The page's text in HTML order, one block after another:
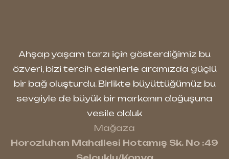
Ahşap yaşam tarzı için gösterdiğimiz bu
özveri, bizi tercih edenlerle aramızda güçlü
bir bağ oluşturdu. Birlikte büyüttüğümüz bu
sevgiyle de büyük bir markanın doğuşuna
vesile olduk
Mağaza
Horozluhan Mahallesi Hotamış Sk. No :49